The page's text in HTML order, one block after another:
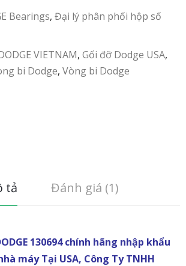
Bearings, Đại lý phân phối hộp số
VIETNAM, Gối đỡ Dodge USA,
bi Dodge, Vòng bi Dodge
tả Đánh giá (1)
130694 chính hãng nhập khẩu
máy Tại USA, Công Ty TNHH